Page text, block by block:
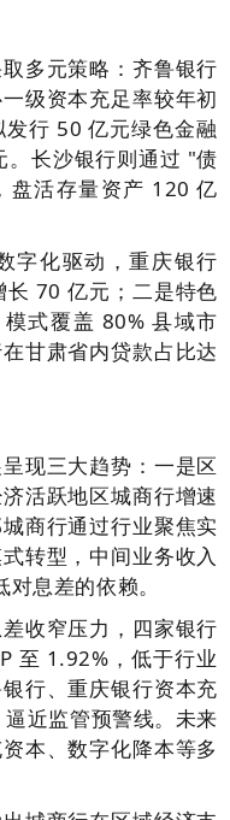
多元策略：齐鲁银行
级资本充足率较年初
行 50 亿元绿色金融
长沙银行则通过 "债
盘活存量资产 120 亿
字化驱动，重庆银行
70 亿元；二是特色
式覆盖 80% 县域市
甘肃省内贷款占比达
现三大趋势：一是区
活跃地区城商行增速
商行通过行业聚焦实
转型，中间业务收入
息差的依赖。
收窄压力，四家银行
至 1.92%，低于行业
行、重庆银行资本充
近监管预警线。未来
本、数字化降本等多